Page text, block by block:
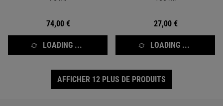
74,00 €
LOADING ...
27,00 €
LOADING ...
AFFICHER 12 PLUS DE PRODUITS